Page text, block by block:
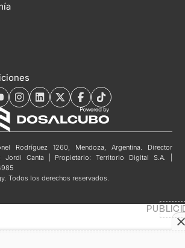
Rodríguez 1260, Mendoza, Argentina. Director
Jordi Canta | Propietario: Territorio Digital S.A. |
Todos los derechos reservados.